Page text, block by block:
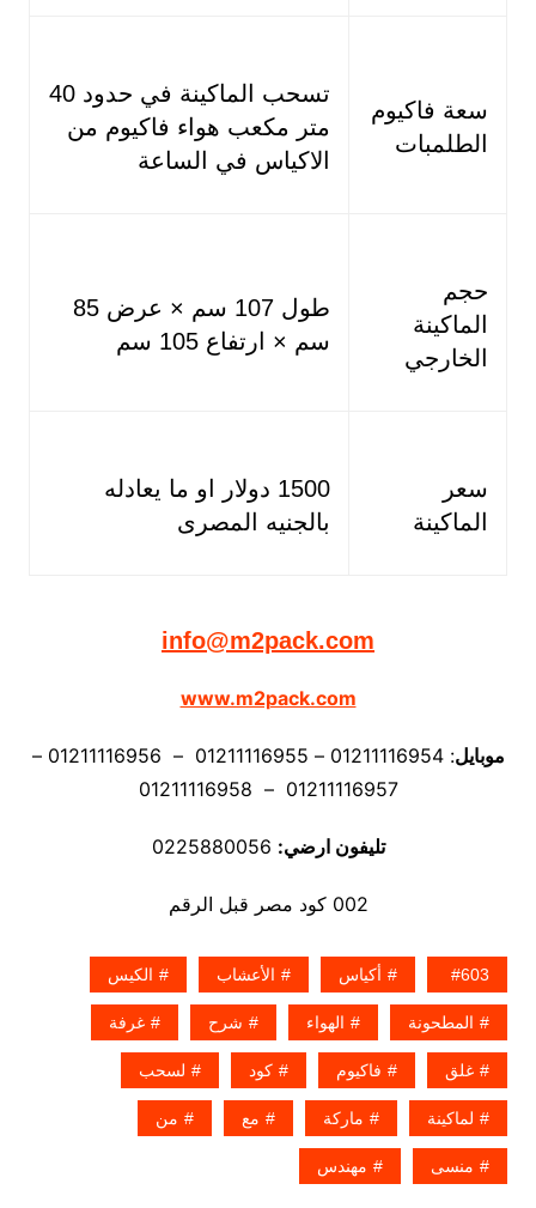
سعة فاكيوم
الطلمبات
تسحب الماكينة في حدود 40
متر مكعب هواء فاكيوم من
الاكياس في الساعة
حجم
الماكينة
الخارجي
طول 107 سم × عرض 85
سم × ارتفاع 105 سم
سعر
الماكينة
1500 دولار او ما يعادله
بالجنيه المصرى
info@m2pack.com
www.m2pack.com
موبايل
: 01211116954 – 01211116955 – 01211116956 –
01211116957 – 01211116958
تليفون ارضي:
002 كود مصر قبل الرقم
603 أكياس الأعشاب الكيس
المطحونة الهواء شرح غرفة
غلق فاكيوم كود لسحب
لماكينة ماركة مع من
منسى مهندس